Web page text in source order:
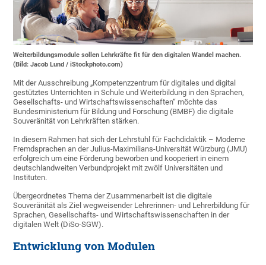
Weiterbildungsmodule sollen Lehrkräfte fit für den digitalen Wandel machen.
(Bild: Jacob Lund / iStockphoto.com)
Mit der Ausschreibung „Kompetenzzentrum für digitales und digital
gestütztes Unterrichten in Schule und Weiterbildung in den Sprachen,
Gesellschafts- und Wirtschaftswissenschaften“ möchte das
Bundesministerium für Bildung und Forschung (BMBF) die digitale
Souveränität von Lehrkräften stärken.
In diesem Rahmen hat sich der Lehrstuhl für Fachdidaktik – Moderne
Fremdsprachen an der Julius-Maximilians-Universität Würzburg (JMU)
erfolgreich um eine Förderung beworben und kooperiert in einem
deutschlandweiten Verbundprojekt mit zwölf Universitäten und
Instituten.
Übergeordnetes Thema der Zusammenarbeit ist die digitale
Souveränität als Ziel wegweisender Lehrerinnen- und Lehrerbildung für
Sprachen, Gesellschafts- und Wirtschaftswissenschaften in der
digitalen Welt (DiSo-SGW).
Entwicklung von Modulen